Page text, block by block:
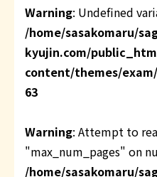
Warning: Undefined
/home/sasakomaru/
kyujin.com/
content/themes/
63
Warning: Attempt to
"max_num_pages" on
/home/sasakomaru/